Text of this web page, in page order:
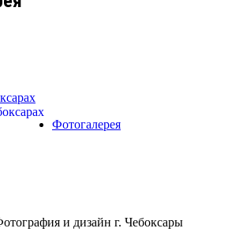
Фотогалерея
и дизайн г. Чебоксары